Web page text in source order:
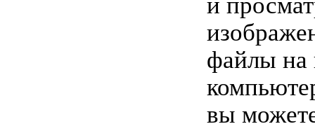
файлы на
вы